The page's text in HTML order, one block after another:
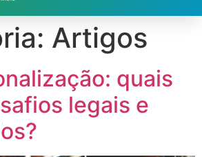
Artigos
quais
legais e